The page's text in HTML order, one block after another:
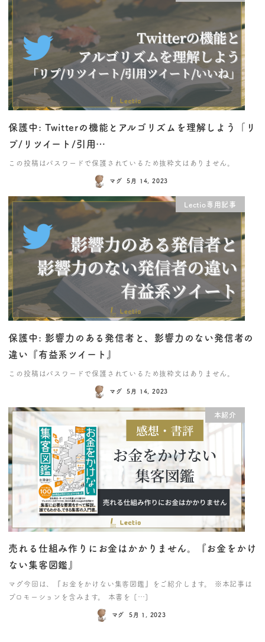
保護中: Twitterの機能とアルゴリズムを理解しよう「リ
プ/リツイート/引用…
この投稿はパスワードで保護されているため抜粋文はありません。
マグ 5月 14, 2023
Lectio専用記事
保護中: 影響力のある発信者と、影響力のない発信者の
違い『有益系ツイート』
この投稿はパスワードで保護されているため抜粋文はありません。
マグ 5月 14, 2023
本紹介
売れる仕組み作りにお金はかかりません。『お金をかけ
ない集客図鑑』
マグ今回は、『お金をかけない集客図鑑』をご紹介します。 ※本記事は
プロモーションを含みます。 本書を […]
マグ 5月 1, 2023